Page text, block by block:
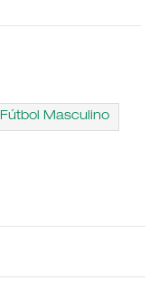
Fútbol Masculino